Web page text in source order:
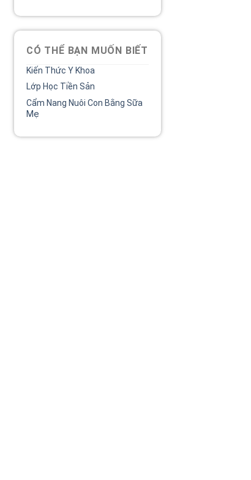
CÓ THỂ BẠN MUỐN BIẾT
Kiến Thức Y Khoa
Lớp Học Tiền Sản
Cẩm Nang Nuôi Con Bằng Sữa
Mẹ